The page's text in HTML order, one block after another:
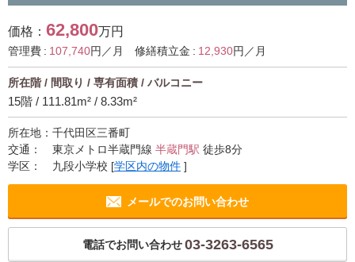
価格： 62,800万円
管理費 : 107,740円／月 修繕積立金 : 12,930円／月
所在階 / 間取り / 専有面積 / バルコニー
15階 / 111.81m² / 8.33m²
所在地： 千代田区三番町
交通：
東京メトロ半蔵門線 半蔵門駅 徒歩8分
学区：
九段小学校 [学区内の物件 ]
メールでのお問い合わせ
電話でお問い合わせ 03-3263-6565